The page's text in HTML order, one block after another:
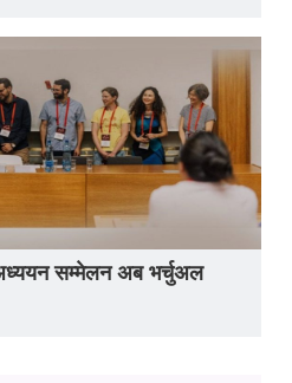
अध्ययन सम्मेलन अब भर्चुअल